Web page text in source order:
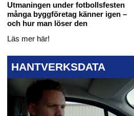
Utmaningen under fotbollsfesten
många byggföretag känner igen –
och hur man löser den
Läs mer här!
HANTVERKSDATA